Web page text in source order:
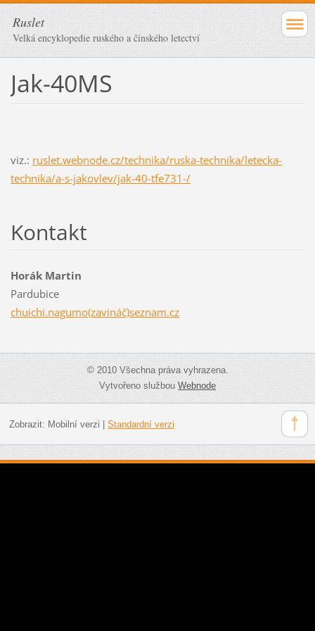
Ruslet
Velká encyklopedie ruského a čínského letectví
Jak-40MS
viz.: ruslet.webnode.cz/technika/ruska-technika/letecka-
technika/a-s-jakovlev/jak-40-tfe731-/
Kontakt
Horák Martin
Pardubice
chuichi.nagumo(zavináč)seznam.cz
© 2010 Všechna práva vyhrazena.
Vytvořeno službouWebnode
Zobrazit: Mobilní verzi Standardní verzi